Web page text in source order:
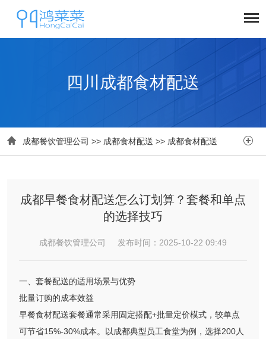
四川成都食材配送
 成都餐饮管理公司 >> 成都食材配送 >> 成都食材配送 
成都早餐食材配送怎么订划算？套餐和单点
的选择技巧
成都餐饮管理公司 发布时间：2025-10-22 09:49
一、套餐配送的适用场景与优势
批量订购的成本效益
早餐食材配送套餐通常采用固定搭配+批量定价模式，较单点
可节省15%-30%成本。以成都典型员工食堂为例，选择200人